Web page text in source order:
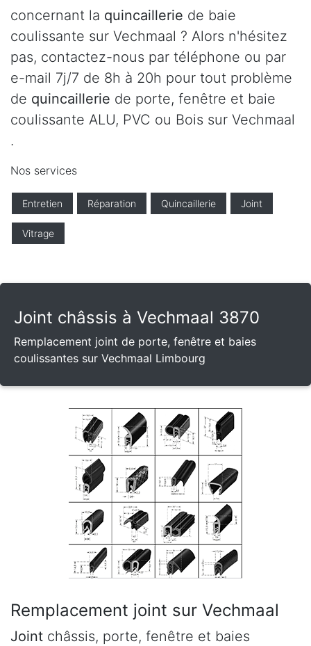
concernant la quincaillerie de baie
coulissante sur Vechmaal ? Alors n'hésitez
pas, contactez-nous par téléphone ou par
e-mail 7j/7 de 8h à 20h pour tout problème
de quincaillerie de porte, fenêtre et baie
coulissante ALU, PVC ou Bois sur Vechmaal
.
Nos services
Entretien Réparation Quincaillerie Joint
Vitrage
Joint châssis à Vechmaal 3870
Remplacement joint de porte, fenêtre et baies
coulissantes sur Vechmaal Limbourg
Remplacement joint sur Vechmaal
Joint châssis, porte, fenêtre et baies